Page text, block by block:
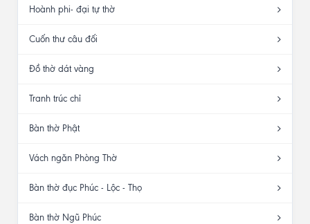
Hoành phi- đại tự thờ
Cuốn thư câu đối
Đồ thờ dát vàng
Tranh trúc chỉ
Bàn thờ Phật
Vách ngăn Phòng Thờ
Bàn thờ đục Phúc - Lộc - Thọ
Bàn thờ Ngũ Phúc